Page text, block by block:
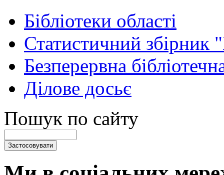
Бібліотеки області
Статистичний
Безперервна
Ділове досьє
Пошук по сайту